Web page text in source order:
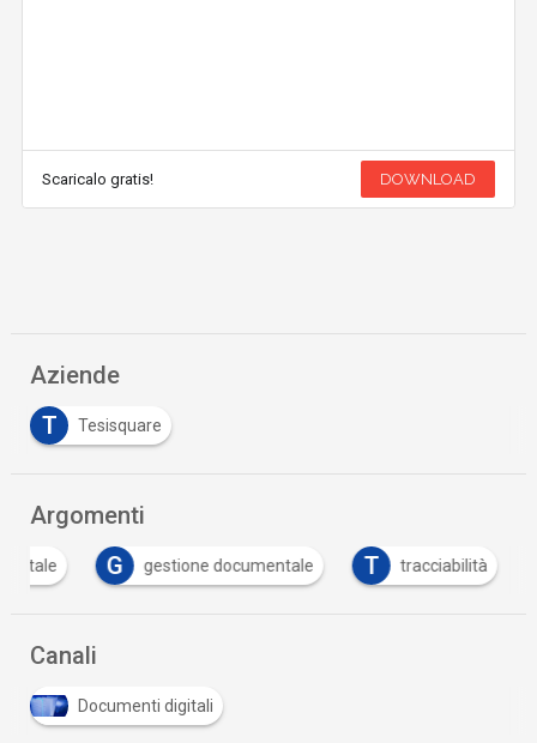
Scaricalo gratis! DOWNLOAD
Aziende
T
Tesisquare
Argomenti
G gestione documentale T tracciabilità
Canali
Documenti digitali